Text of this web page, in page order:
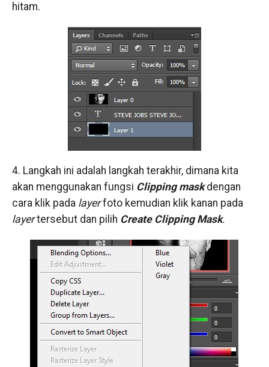
hitam.
4. Langkah ini adalah langkah terakhir, dimana kita
akan menggunakan fungsi Clipping maskdengan
cara klik pada layerfoto kemudian klik kanan pada
layertersebut dan pilih Create Clipping Mask.